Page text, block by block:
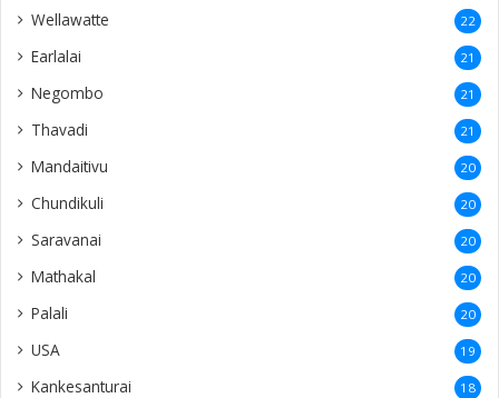
Wellawatte 22
Earlalai 21
Negombo 21
Thavadi 21
Mandaitivu 20
Chundikuli 20
Saravanai 20
Mathakal 20
Palali 20
USA 19
Kankesanturai 18